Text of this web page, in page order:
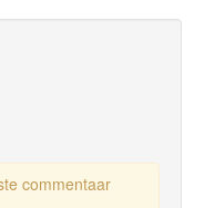
commentaar